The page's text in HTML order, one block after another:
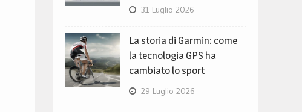
31 Luglio 2026
La storia di Garmin: come
la tecnologia GPS ha
cambiato lo sport
29 Luglio 2026